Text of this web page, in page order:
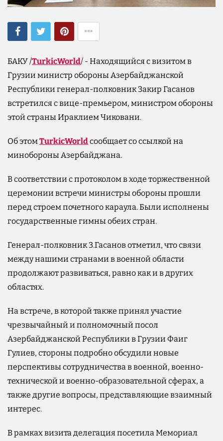
БАКУ /TurkicWorld/ - Находящийся с визитом в
Грузии министр обороны Азербайджанской
Республики генерал-полковник Закир Гасанов
встретился с вице-премьером, министром обороны
этой страны Ираклием Чиковани.
Об этомTurkicWorldсообщает со ссылкой на
минобороны Азербайджана.
В соответствии с протоколом в ходе торжественной
церемонии встречи министры обороны прошли
перед строем почетного караула. Были исполнены
государственные гимны обеих стран.
Генерал-полковник З.Гасанов отметил, что связи
между нашими странами в военной области
продолжают развиваться, равно как и в других
областях.
На встрече, в которой также принял участие
чрезвычайный и полномочный посол
Азербайджанской Республики в Грузии Фаиг
Гулиев, стороны подробно обсудили новые
перспективы сотрудничества в военной, военно-
технической и военно-образовательной сферах, а
также другие вопросы, представляющие взаимный
интерес.
В рамках визита делегация посетила Мемориал